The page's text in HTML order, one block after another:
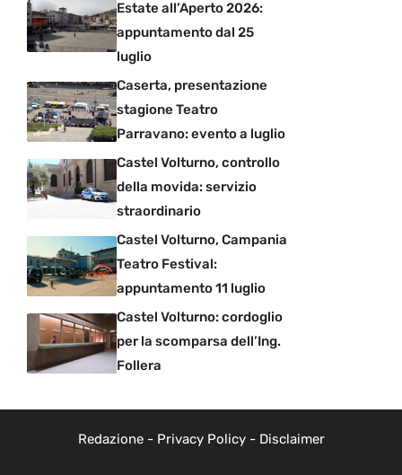
Estate all’Aperto 2026:
appuntamento dal 25
luglio
Caserta, presentazione
stagione Teatro
Parravano: evento a luglio
Castel Volturno, controllo
della movida: servizio
straordinario
Castel Volturno, Campania
Teatro Festival:
appuntamento 11 luglio
Castel Volturno: cordoglio
per la scomparsa dell’Ing.
Follera
Redazione- Privacy Policy- Disclaimer